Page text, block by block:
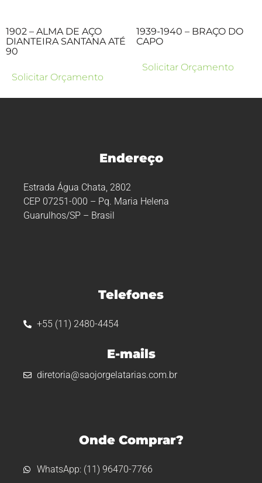
1902 – ALMA DE AÇO
DIANTEIRA SANTANA ATÉ
90
Solicitar Orçamento
1939-1940 – BRAÇO DO
CAPO
Solicitar Orçamento
Endereço
Estrada Água Chata, 2802
CEP 07251-000 – Pq. Maria Helena
Guarulhos/SP – Brasil
Telefones
+55 (11) 2480-4454
E-mails
diretoria@saojorgelatarias.com.br
Onde Comprar?
WhatsApp: (11) 96470-7766